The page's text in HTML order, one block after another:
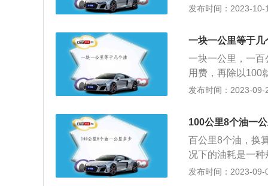
的油耗是按照行
括驾驶环境和驾
低、胎压不足、
多，很多司机甚
车辆的指标，工
里油耗越超过经
前两个规范不适
耗/100*极限*0.8(
发布时间：2023-10-
一块一公里等于几
一块一公里，一
用费，再除以100
程归零，车辆行
性车辆上是会表
多种多样方式开
不一样，驾驶人
的区别。仅有机
作。如果是89号
发布时间：2023-09-
100公里8个油一
百公里8个油，换
况下的油耗是一
里油耗大于经济
发布时间：2023-09-